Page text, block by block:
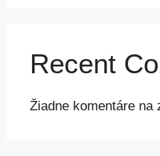
Recent
Žiadne komentáre na